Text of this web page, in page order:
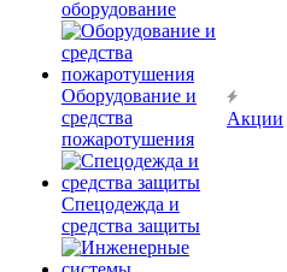
оборудование
Оборудование и
средства
пожаротушения
Спецодежда и
средства защиты
Акции